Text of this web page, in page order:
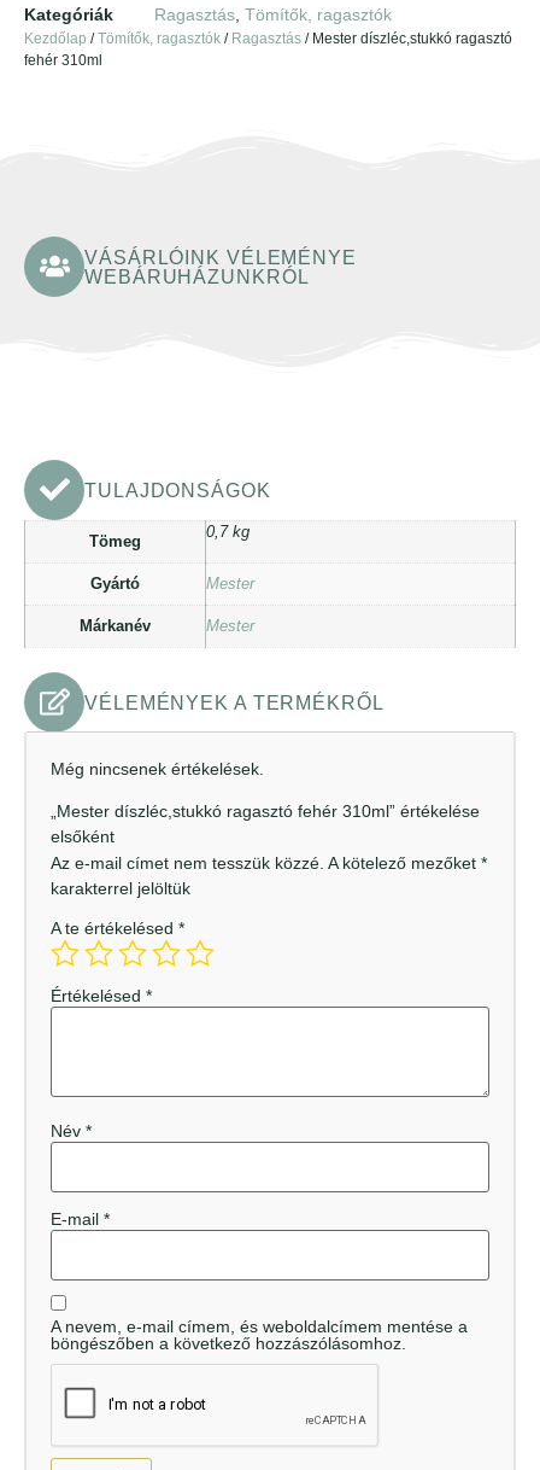
Kategóriák
Ragasztás Tömítők, ragasztók
Kezdőlap /Tömítők, ragasztók / Ragasztás / Mester díszléc,stukkó ragasztó
fehér 310ml
VÁSÁRLÓINK VÉLEMÉNYE
WEBÁRUHÁZUNKRÓL
TULAJDONSÁGOK
Tömeg
0,7 kg
Gyártó Mester
Márkanév Mester
VÉLEMÉNYEK A TERMÉKRŐL
Még nincsenek értékelések.
„Mester díszléc,stukkó ragasztó fehér 310ml” értékelése
elsőként
Az e-mail címet nem tesszük közzé. A kötelező mezőket *
karakterrel jelöltük
A te értékelésed *
Értékelésed *
Név *
E-mail *
A nevem, e-mail címem, és weboldalcímem mentése a
böngészőben a következő hozzászólásomhoz.